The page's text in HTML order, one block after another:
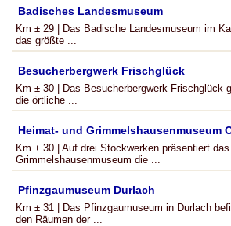
Badisches Landesmuseum
Km ± 29 | Das Badische Landesmuseum im
das größte ...
Besucherbergwerk Frischglück
Km ± 30 | Das Besucherbergwerk Frischglück
die örtliche ...
Heimat- und Grimmelshausenmuseum
Km ± 30 | Auf drei Stockwerken präsentiert
Grimmelshausenmuseum die ...
Pfinzgaumuseum Durlach
Km ± 31 | Das Pfinzgaumuseum in Durlach
den Räumen der ...